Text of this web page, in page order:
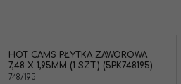
HOT CAMS PŁYTKA ZAWOROWA
7,48 X 1,95MM (1 SZT.) (5PK748195)
748/195